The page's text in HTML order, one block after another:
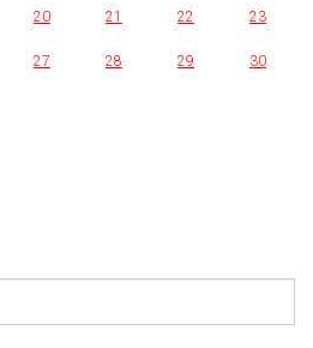
20 21 22 23
27 28 29 30